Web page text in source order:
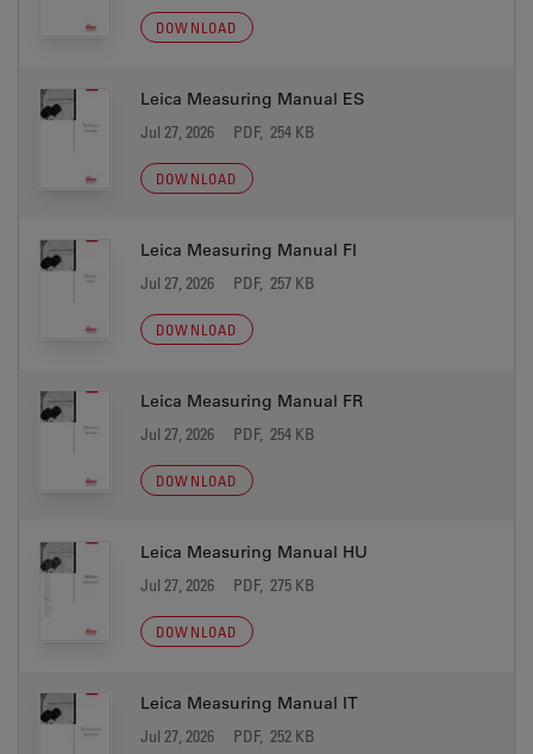
DOWNLOAD
Leica Measuring Manual ES
Jul 27, 2026 PDF, 254 KB
DOWNLOAD
Leica Measuring Manual FI
Jul 27, 2026 PDF, 257 KB
DOWNLOAD
Leica Measuring Manual FR
Jul 27, 2026 PDF, 254 KB
DOWNLOAD
Leica Measuring Manual HU
Jul 27, 2026 PDF, 275 KB
DOWNLOAD
Leica Measuring Manual IT
Jul 27, 2026 PDF, 252 KB